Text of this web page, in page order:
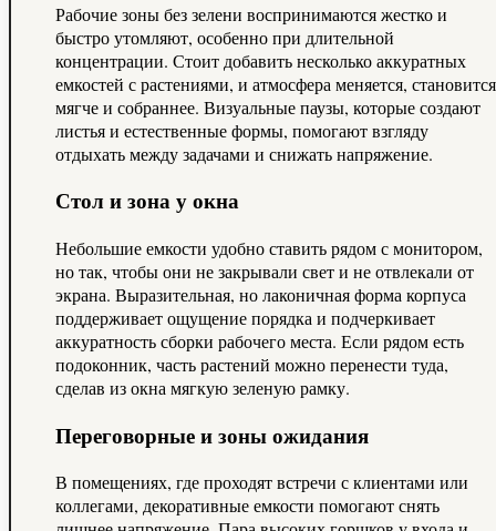
Рабочие зоны без зелени воспринимаются жестко и
быстро утомляют, особенно при длительной
концентрации. Стоит добавить несколько аккуратных
емкостей с растениями, и атмосфера меняется, становится
мягче и собраннее. Визуальные паузы, которые создают
листья и естественные формы, помогают взгляду
отдыхать между задачами и снижать напряжение.
Стол и зона у окна
Небольшие емкости удобно ставить рядом с монитором,
но так, чтобы они не закрывали свет и не отвлекали от
экрана. Выразительная, но лаконичная форма корпуса
поддерживает ощущение порядка и подчеркивает
аккуратность сборки рабочего места. Если рядом есть
подоконник, часть растений можно перенести туда,
сделав из окна мягкую зеленую рамку.
Переговорные и зоны ожидания
В помещениях, где проходят встречи с клиентами или
коллегами, декоративные емкости помогают снять